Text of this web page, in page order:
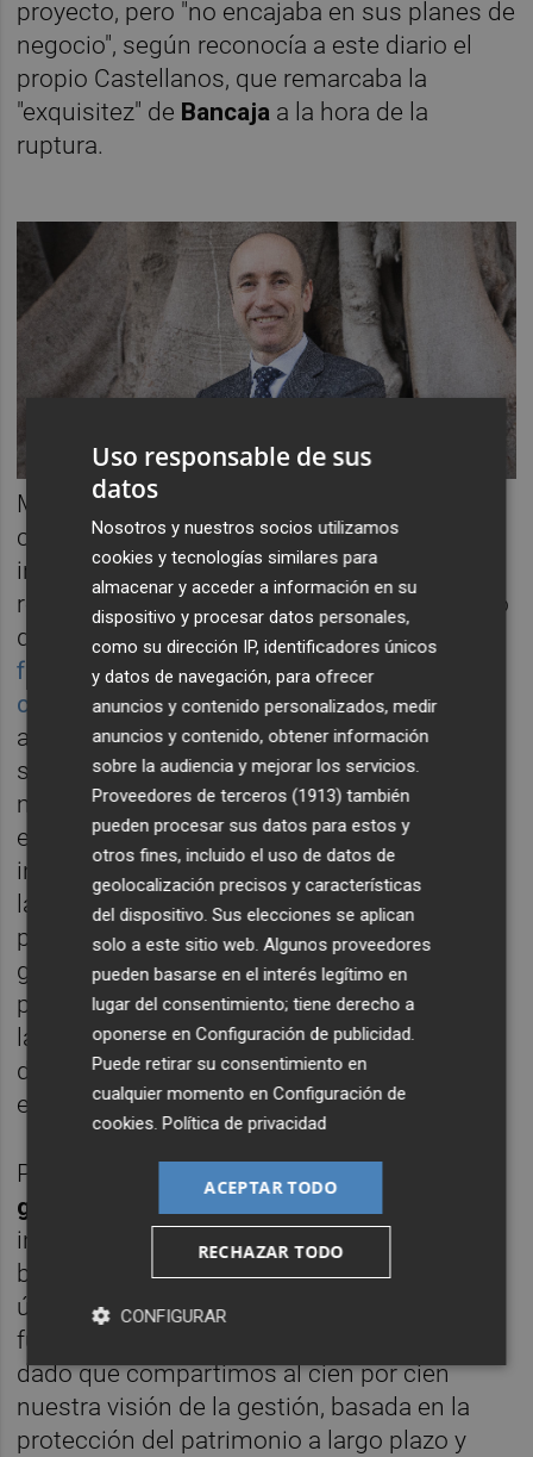
proyecto, pero "no encajaba en sus planes de
negocio", según reconocía a este diario el
propio Castellanos, que remarcaba la
"exquisitez" de Bancaja a la hora de la
ruptura.
Mientras tanto
creciendo, ganándose la confianza de
inversores y ofreciendo buenas
rentabilidades en sus fondos de inversión, lo
que no pasó desapercibido en Welzia.
fue como en octubre de 2019 anunciaba la
compra de Egeria. "Hemos elegido
a
Welzia para esta nueva etapa por la
similitud de objetivos y la afinidad que
mantenemos con ellos desde su fundación
en 2003. Se trata de una entidad claramente
independiente y tiene, al igual que nosotros,
la vocación de servicio al cliente como
prioridad. Comparten nuestra visión de la
gestión, basada en la protección de los
patrimonios a largo plazo y la excelencia en
la atención a las necesidades del cliente",
decía el propioCastellanosen la carta
enviada a sus clientes.
Por su parte,
general de Welzia,
incorporación del talento de Egeria, gestora
boutique reconocida por la industria en los
últimos años, va a suponer un activo
fundamental en el crecimiento de Welzia,
dado que compartimos al cien por cien
nuestra visión de la gestión, basada en la
protección del patrimonio a largo plazo y
Uso responsable de sus
datos
Nosotros y nuestros socios utilizamos
cookies y tecnologías similares para
almacenar y acceder a información en su
dispositivo y procesar datos personales,
como su dirección IP, identificadores únicos
y datos de navegación, para ofrecer
anuncios y contenido personalizados, medir
anuncios y contenido, obtener información
sobre la audiencia y mejorar los servicios.
Proveedores de terceros (1913) también
pueden procesar sus datos para estos y
otros fines, incluido el uso de datos de
geolocalización precisos y características
del dispositivo. Sus elecciones se aplican
solo a este sitio web. Algunos proveedores
pueden basarse en el interés legítimo en
lugar del consentimiento; tiene derecho a
oponerse enConfiguración de publicidad
Puede retirar su consentimiento en
cualquier momento enConfiguración de
cookies .Política de privacidad
ACEPTAR TODO
RECHAZAR TODO
CONFIGURAR